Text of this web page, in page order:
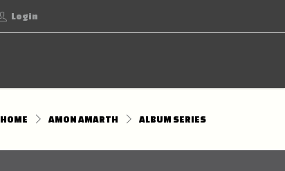
Login
HOME AMON AMARTH ALBUM SERIES